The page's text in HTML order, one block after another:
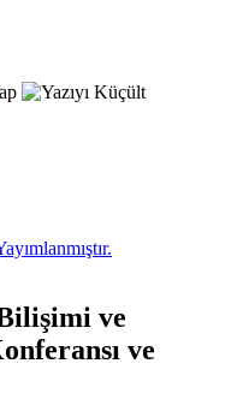
ve
ve